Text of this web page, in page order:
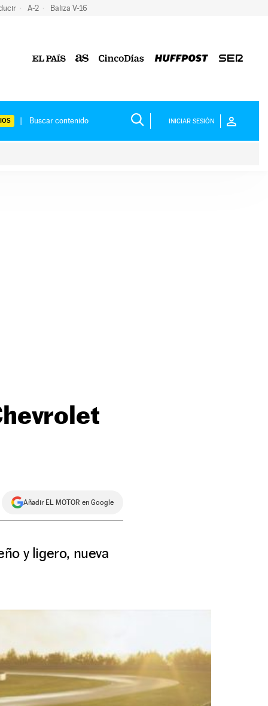
A-2 Baliza V-16
INICIAR SESIÓN
Añadir EL MOTOR en Google
y ligero, nueva